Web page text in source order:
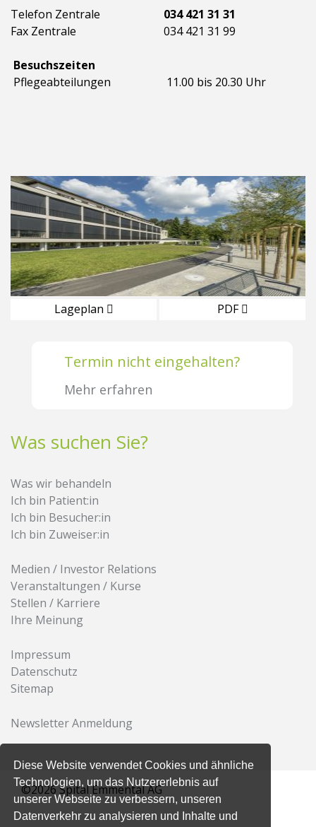
Diese Website verwendet Cookies und ähnliche
Technologien, um das Nutzererlebnis auf
unserer Webseite zu verbessern, unseren
Datenverkehr zu analysieren und Inhalte und
Telefon Zentrale
034 421 31 31
Fax Zentrale
034 421 31 99
Besuchszeiten
Pflegeabteilungen
11.00 bis 20.30 Uhr
Lageplan PDF
Termin nicht eingehalten?
Mehr erfahren
Was suchen Sie?
Was wir behandeln
Ich bin Patient:in
Ich bin Besucher:in
Ich bin Zuweiser:in
Medien / Investor Relations
Veranstaltungen / Kurse
Stellen / Karriere
Ihre Meinung
Impressum
Datenschutz
Sitemap
Newsletter Anmeldung
©2026 Spital Emmental AG